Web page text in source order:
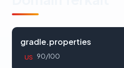
gradle.properties
US 90/100